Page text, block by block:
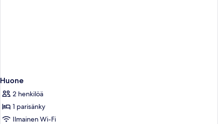
Huone
2 henkilöä
1 parisänky
Ilmainen Wi-Fi